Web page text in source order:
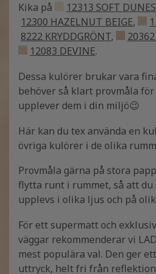
Kika på
12313 SOFT DUNES
12300 HAZELNUT BEIGE,
8222 KRYDDGRÖNT,
12083 DEVINE.
Dessa kulörer brukar vara
behöver så klart provmåla
upplever dem i din miljö😉
Här kan du tex använda en
övriga kulörer i de olika
Provmåla gärna på stora
flytta runt i rummet, så att
upplevs i olika ljus och på
För ett supermatt och
väggar rekommenderar vi
mest populära val. Den ger
uttryck, helt fri från